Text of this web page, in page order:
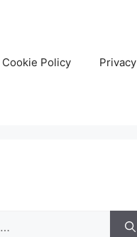
Cookie Policy Privacy